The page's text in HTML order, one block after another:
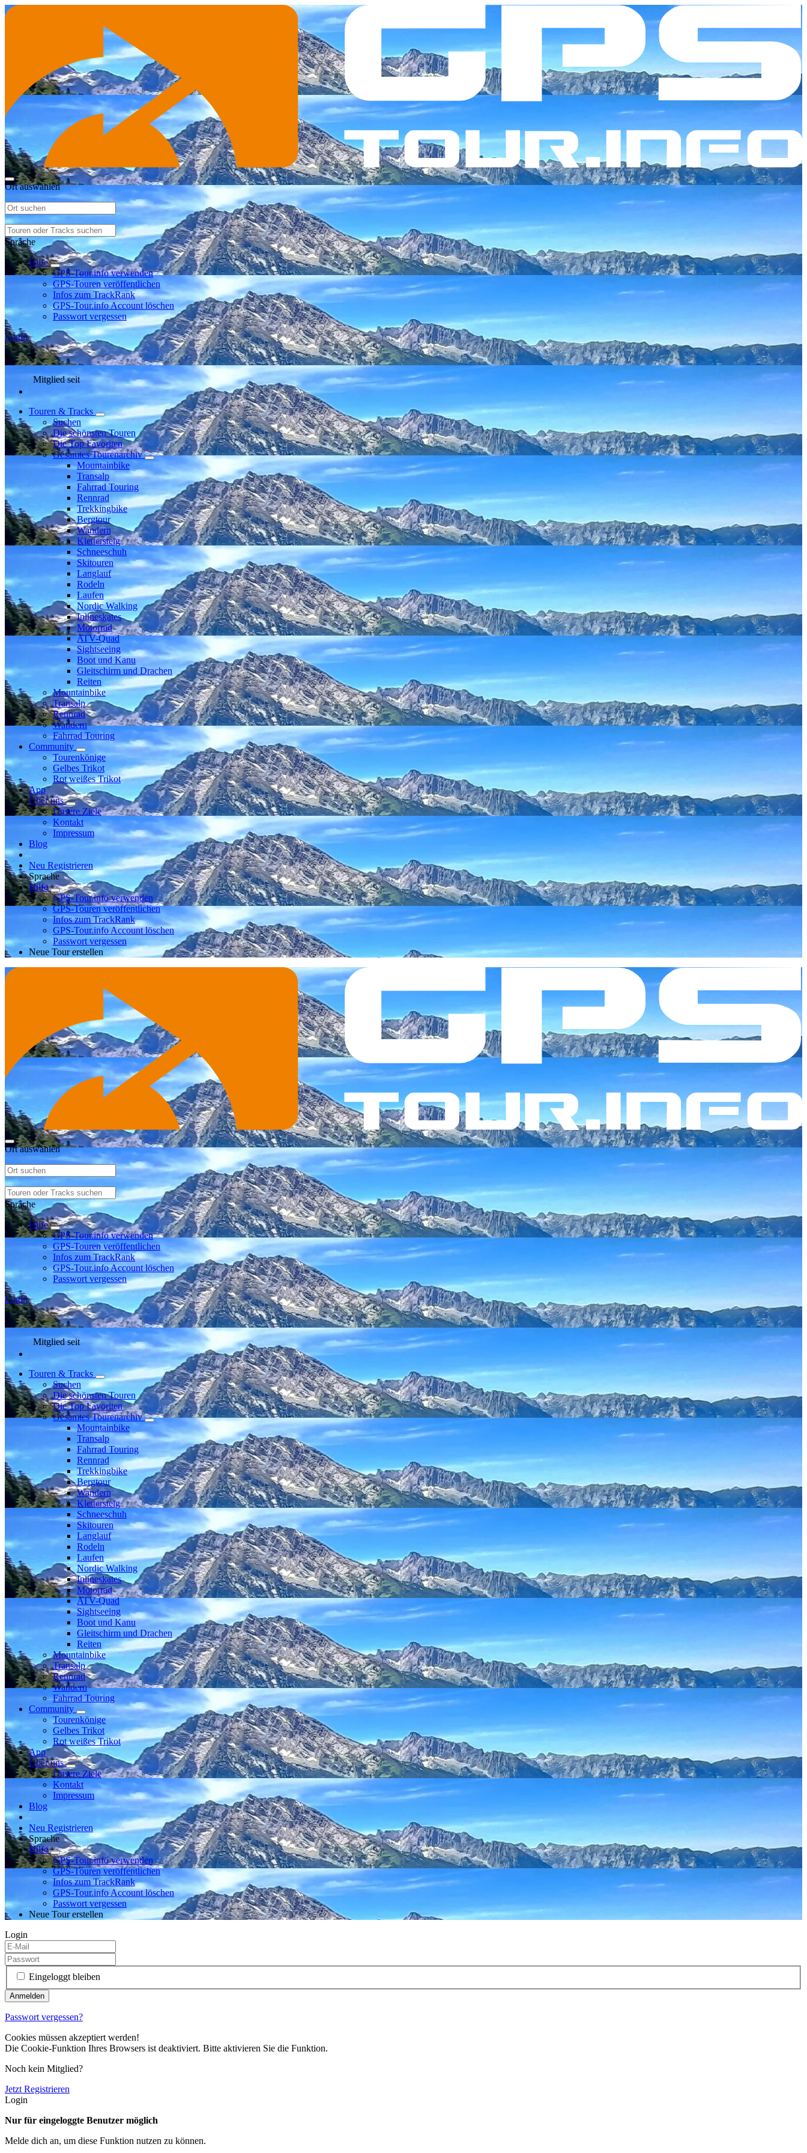
Ort auswählen
Sprache
Hilfe
GPS-Tour.info verwenden
GPS-Touren veröffentlichen
Infos zum TrackRank
GPS-Tour.info Account löschen
Passwort vergessen
Login
Mitglied seit
Touren & Tracks
Suchen
Die schönsten Touren
Die Top Favoriten
Gesamtes Tourenarchiv
Mountainbike
Transalp
Fahrrad Touring
Rennrad
Trekkingbike
Bergtour
Wandern
Klettersteig
Schneeschuh
Skitouren
Langlauf
Rodeln
Laufen
Nordic Walking
Inlineskates
Motorrad
ATV-Quad
Sightseeing
Boot und Kanu
Gleitschirm und Drachen
Reiten
Mountainbike
Transalp
Rennrad
Wandern
Fahrrad Touring
Community
Tourenkönige
Gelbes Trikot
Rot weißes Trikot
App
Über uns
Unsere Ziele
Kontakt
Impressum
Blog
Neu Registrieren
Sprache
Hilfe
GPS-Tour.info verwenden
GPS-Touren veröffentlichen
Infos zum TrackRank
GPS-Tour.info Account löschen
Passwort vergessen
Neue Tour erstellen
Ort auswählen
Sprache
Hilfe
GPS-Tour.info verwenden
GPS-Touren veröffentlichen
Infos zum TrackRank
GPS-Tour.info Account löschen
Passwort vergessen
Login
Mitglied seit
Touren & Tracks
Suchen
Die schönsten Touren
Die Top Favoriten
Gesamtes Tourenarchiv
Mountainbike
Transalp
Fahrrad Touring
Rennrad
Trekkingbike
Bergtour
Wandern
Klettersteig
Schneeschuh
Skitouren
Langlauf
Rodeln
Laufen
Nordic Walking
Inlineskates
Motorrad
ATV-Quad
Sightseeing
Boot und Kanu
Gleitschirm und Drachen
Reiten
Mountainbike
Transalp
Rennrad
Wandern
Fahrrad Touring
Community
Tourenkönige
Gelbes Trikot
Rot weißes Trikot
App
Über uns
Unsere Ziele
Kontakt
Impressum
Blog
Neu Registrieren
Sprache
Hilfe
GPS-Tour.info verwenden
GPS-Touren veröffentlichen
Infos zum TrackRank
GPS-Tour.info Account löschen
Passwort vergessen
Neue Tour erstellen
Login
Eingeloggt bleiben
Passwort vergessen?
Cookies müssen akzeptiert werden!
Die Cookie-Funktion Ihres Browsers ist deaktiviert. Bitte aktivieren Sie die Funktion.
Noch kein Mitglied?
Jetzt Registrieren
Login
Nur für eingeloggte Benutzer möglich
Melde dich an, um diese Funktion nutzen zu können.